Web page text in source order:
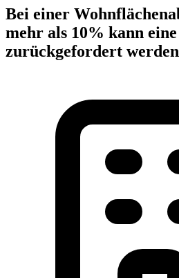
Bei einer
mehr als 10% kann
zurückgefordert werden